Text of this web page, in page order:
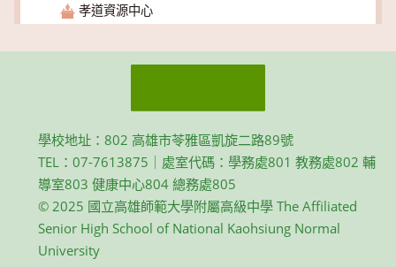
孝道資源中心
學校地址：802 高雄市苓雅區凱旋二路89號
TEL：07-7613875｜處室代碼：學務處801 教務處802 輔
導室803 健康中心804 總務處805
© 2025 國立高雄師範大學附屬高級中學 The Affiliated
Senior High School of National Kaohsiung Normal
University